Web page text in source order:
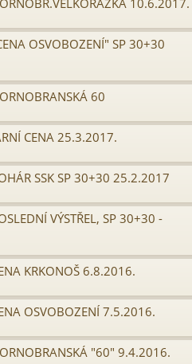
10.6.2017.
OSVOBOZENÍ" SP 30+30
60
CENA 25.3.2017.
SSK SP 30+30 25.2.2017
VÝSTŘEL, SP 30+30 -
KRKONOŠ 6.8.2016.
OSVOBOZENÍ 7.5.2016.
"60" 9.4.2016.